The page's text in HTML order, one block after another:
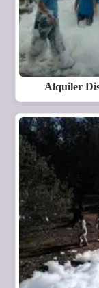
Alquiler